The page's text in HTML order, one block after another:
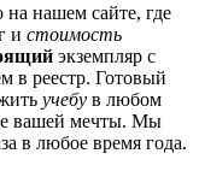
нашем сайте, где
и стоимость
экземпляр с
в реестр. Готовый
учебу в любом
вашей мечты. Мы
в любое время года.